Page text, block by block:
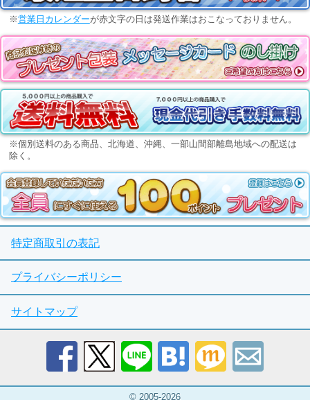
※営業日カレンダーが赤文字の日は発送作業はおこなっておりません。
※個別送料のある商品、北海道、沖縄、一部山間部離島地域への配送は
除く。
特定商取引の表記
プライバシーポリシー
サイトマップ
© 2005-2026